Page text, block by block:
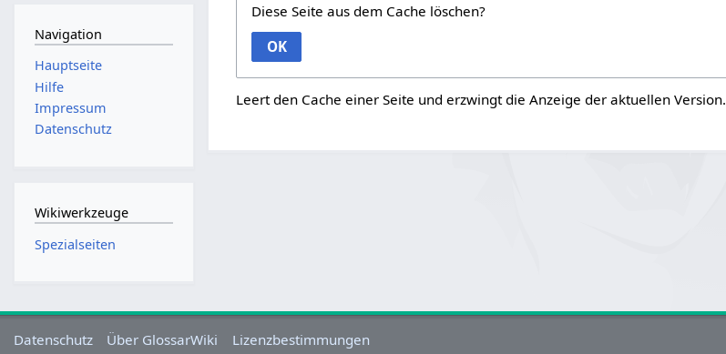
Diese Seite aus dem Cache löschen?
OK
Leert den Cache einer Seite und erzwingt die Anzeige der aktuellen Version.
Navigation
Hauptseite
Hilfe
Impressum
Datenschutz
Wikiwerkzeuge
Spezialseiten
Datenschutz Über GlossarWiki Lizenzbestimmungen